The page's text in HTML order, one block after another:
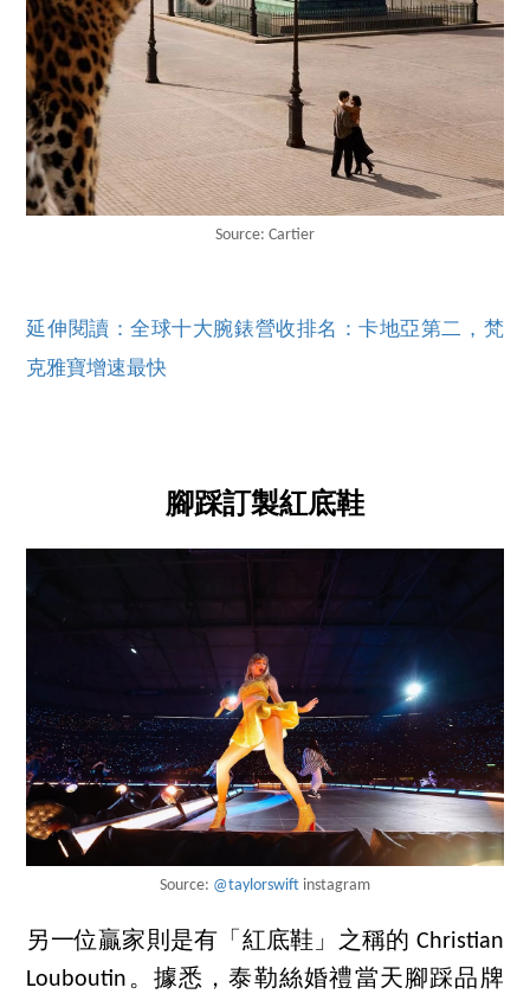
Source: Cartier
延伸閱讀：全球十大腕錶營收排名：卡地亞第二，梵
克雅寶增速最快
腳踩訂製紅底鞋
Source: @taylorswift instagram
另一位贏家則是有「紅底鞋」之稱的 Christian
Louboutin。據悉，泰勒絲婚禮當天腳踩品牌